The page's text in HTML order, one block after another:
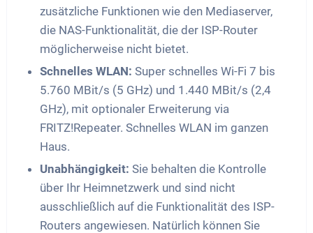
zusätzliche Funktionen wie den Mediaserver,
die NAS-Funktionalität, die der ISP-Router
möglicherweise nicht bietet.
Schnelles WLAN: Super schnelles Wi-Fi 7 bis
5.760 MBit/s (5 GHz) und 1.440 MBit/s (2,4
GHz), mit optionaler Erweiterung via
FRITZ!Repeater. Schnelles WLAN im ganzen
Haus.
Unabhängigkeit: Sie behalten die Kontrolle
über Ihr Heimnetzwerk und sind nicht
ausschließlich auf die Funktionalität des ISP-
Routers angewiesen. Natürlich können Sie